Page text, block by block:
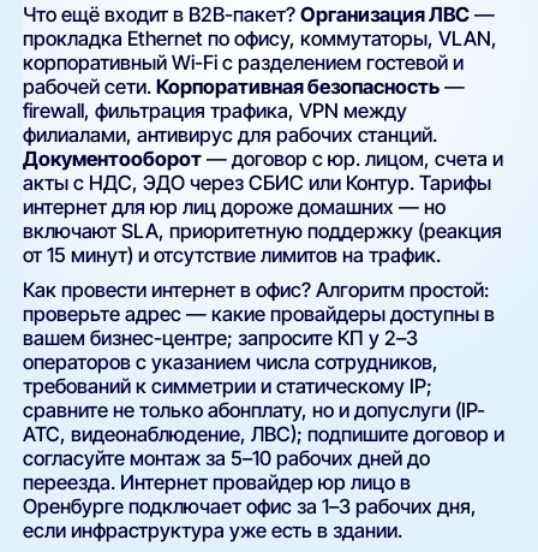
Что ещё входит в B2B-пакет?Организация ЛВС —
прокладка Ethernet по офису, коммутаторы, VLAN,
корпоративный Wi-Fi с разделением гостевой и
рабочей сети.Корпоративная безопасность —
firewall, фильтрация трафика, VPN между
филиалами, антивирус для рабочих станций.
Документооборот — договор с юр. лицом, счета и
акты с НДС, ЭДО через СБИС или Контур. Тарифы
интернет для юр лиц дороже домашних — но
включают SLA, приоритетную поддержку (реакция
от 15 минут) и отсутствие лимитов на трафик.
Как провести интернет в офис? Алгоритм простой:
проверьте адрес — какие провайдеры доступны в
вашем бизнес-центре; запросите КП у 2–3
операторов с указанием числа сотрудников,
требований к симметрии и статическому IP;
сравните не только абонплату, но и допуслуги (IP-
АТС, видеонаблюдение, ЛВС); подпишите договор и
согласуйте монтаж за 5–10 рабочих дней до
переезда. Интернет провайдер юр лицо в
Оренбурге подключает офис за 1–3 рабочих дня,
если инфраструктура уже есть в здании.